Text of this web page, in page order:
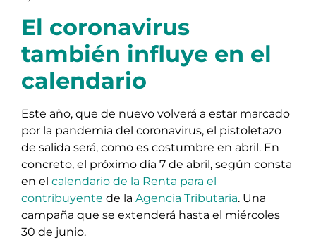
El coronavirus
también influye en el
calendario
Este año, que de nuevo volverá a estar marcado
por la pandemia del coronavirus, el pistoletazo
de salida será, como es costumbre en abril. En
concreto, el próximo día 7 de abril, según consta
en el calendario de la Renta para el
contribuyente de la Agencia Tributaria. Una
campaña que se extenderá hasta el miércoles
30 de junio.